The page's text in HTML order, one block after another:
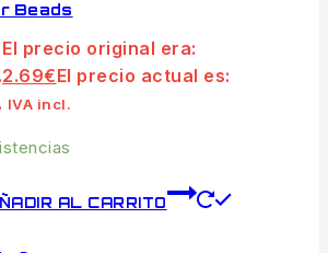
Beads
El precio original era:
2.69€El precio actual es:
IVA incl.
AL CARRITO